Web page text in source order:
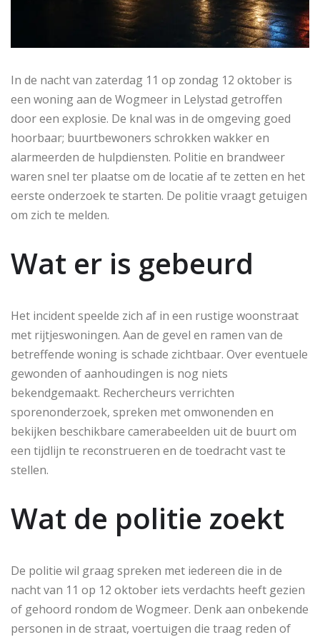
In de nacht van zaterdag 11 op zondag 12 oktober is
een woning aan de Wogmeer in Lelystad getroffen
door een explosie. De knal was in de omgeving goed
hoorbaar; buurtbewoners schrokken wakker en
alarmeerden de hulpdiensten. Politie en brandweer
waren snel ter plaatse om de locatie af te zetten en het
eerste onderzoek te starten. De politie vraagt getuigen
om zich te melden.
Wat er is gebeurd
Het incident speelde zich af in een rustige woonstraat
met rijtjeswoningen. Aan de gevel en ramen van de
betreffende woning is schade zichtbaar. Over eventuele
gewonden of aanhoudingen is nog niets
bekendgemaakt. Rechercheurs verrichten
sporenonderzoek, spreken met omwonenden en
bekijken beschikbare camerabeelden uit de buurt om
een tijdlijn te reconstrueren en de toedracht vast te
stellen.
Wat de politie zoekt
De politie wil graag spreken met iedereen die in de
nacht van 11 op 12 oktober iets verdachts heeft gezien
of gehoord rondom de Wogmeer. Denk aan onbekende
personen in de straat, voertuigen die traag reden of